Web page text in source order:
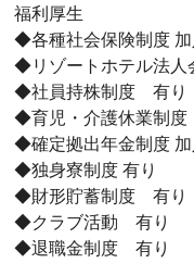
福利厚生
◆各種社会保険制度
◆リゾートホテル法人
◆社員持株制度 有り
◆育児・介護休業制
◆確定拠出年金制度 加
◆独身寮制度 有り
◆財形貯蓄制度 有り
◆クラブ活動 有り
◆退職金制度 有り